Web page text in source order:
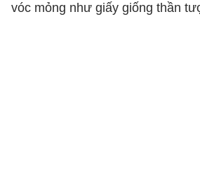
vóc mỏng như giấy giống thần